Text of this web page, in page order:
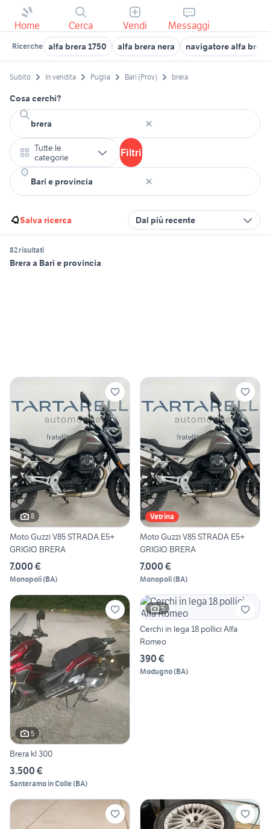
Home Cerca Vendi Messaggi
Ricerche alfa brera 1750 alfa brera nera navigatore alfa brera
Subito In vendita Puglia Bari (Prov) brera
Cosa cerchi?
Tutte le
categorie
Filtri
Salva ricerca Dal più recente
82 risultati
Brera a Bari e provincia
8
Moto Guzzi V85 STRADA E5+
GRIGIO BRERA
7.000 €
Monopoli(BA)
Vetrina
Moto Guzzi V85 STRADA E5+
GRIGIO BRERA
7.000 €
Monopoli(BA)
5
Brera kl 300
3.500 €
Santeramo in Colle(BA)
5
Cerchi in lega 18 pollici Alfa
Romeo
390 €
Modugno(BA)